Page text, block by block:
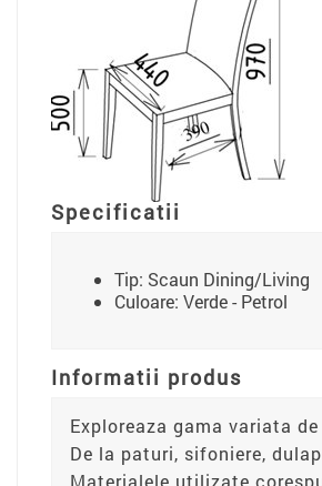
Specificatii
Tip: Scaun Dining/Living
Culoare: Verde - Petrol
Informatii produs
Exploreaza gama variata
De la paturi, sifoniere,